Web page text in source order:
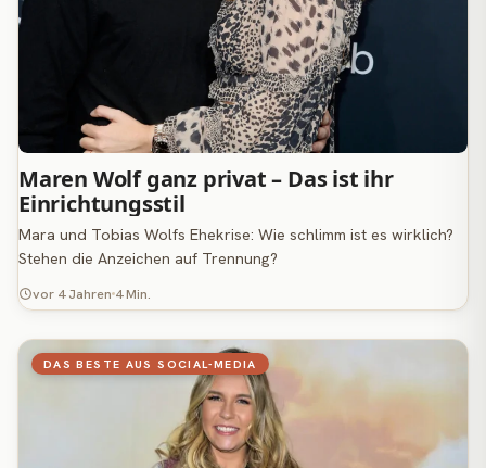
Maren Wolf ganz privat – Das ist ihr
Einrichtungsstil
Mara und Tobias Wolfs Ehekrise: Wie schlimm ist es wirklich?
Stehen die Anzeichen auf Trennung?
vor 4 Jahren 4 Min.
DAS BESTE AUS SOCIAL-MEDIA